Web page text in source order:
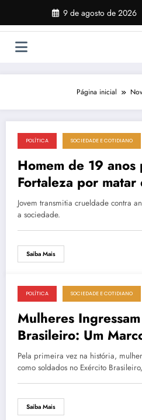
o
9 de agosto de 2026
Página inicial
3 de março de 2026
POLÍTICA SOCIEDADE E COTIDIANO
Homem de 19 anos
Fortaleza por matar
de 100 animais em
Jovem transmitia crueldade contra
a sociedade.
Saiba Mais
3 de março de 2026
POLÍTICA SOCIEDADE E COTIDIANO
Mulheres
Brasileiro: Um
Força Armada
Pela primeira vez na história,
como soldados no Exército
Saiba Mais